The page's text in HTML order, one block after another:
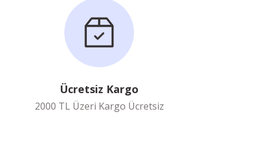
Ücretsiz Kargo
2000 TL Üzeri Kargo Ücretsiz